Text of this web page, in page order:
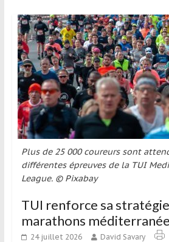
l’étranger
pour
assouvir
leur
passion,
tout
en
profitant
de
découverte
d’un
pays
Plus de 25 000 coureurs sont
différentes épreuves de la TUI
League. © Pixabay
TUI renforce sa
marathons
24 juillet 2026 David Savary